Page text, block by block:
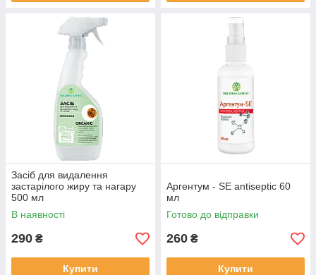
Засіб для видалення
застарілого жиру та нагару
500 мл
В наявності
290 ₴
Купити
Аргентум - SЕ antiseptic 60
мл
Готово до відправки
260 ₴
Купити